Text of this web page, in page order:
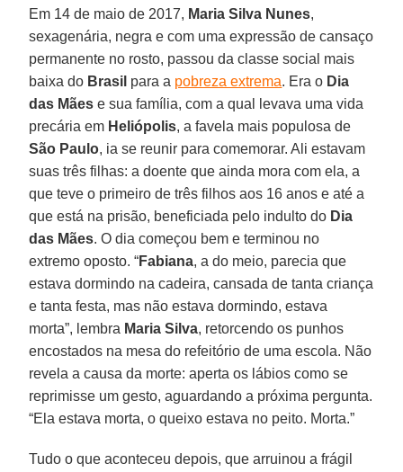
Em 14 de maio de 2017, Maria Silva Nunes,
sexagenária, negra e com uma expressão de cansaço
permanente no rosto, passou da classe social mais
baixa do Brasil para a pobreza extrema. Era o Dia
das Mães e sua família, com a qual levava uma vida
precária em Heliópolis, a favela mais populosa de
São Paulo, ia se reunir para comemorar. Ali estavam
suas três filhas: a doente que ainda mora com ela, a
que teve o primeiro de três filhos aos 16 anos e até a
que está na prisão, beneficiada pelo indulto do Dia
das Mães. O dia começou bem e terminou no
extremo oposto. “Fabiana, a do meio, parecia que
estava dormindo na cadeira, cansada de tanta criança
e tanta festa, mas não estava dormindo, estava
morta”, lembra Maria Silva, retorcendo os punhos
encostados na mesa do refeitório de uma escola. Não
revela a causa da morte: aperta os lábios como se
reprimisse um gesto, aguardando a próxima pergunta.
“Ela estava morta, o queixo estava no peito. Morta.”
Tudo o que aconteceu depois, que arruinou a frágil